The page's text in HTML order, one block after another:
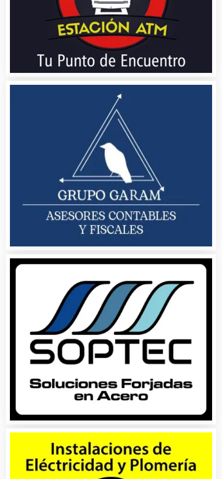
Asilos
Asociaciones Civiles
Asociaciones Empresariales
Audio, Sonido e Iluminación
Audios para Eventos
Autobuses
Automatización
Automóviles Nuevos y Usados
Autopartes Eléctricas
Avaluos
Balnearios
Bancos
Banquetes
Bares y Cantinas